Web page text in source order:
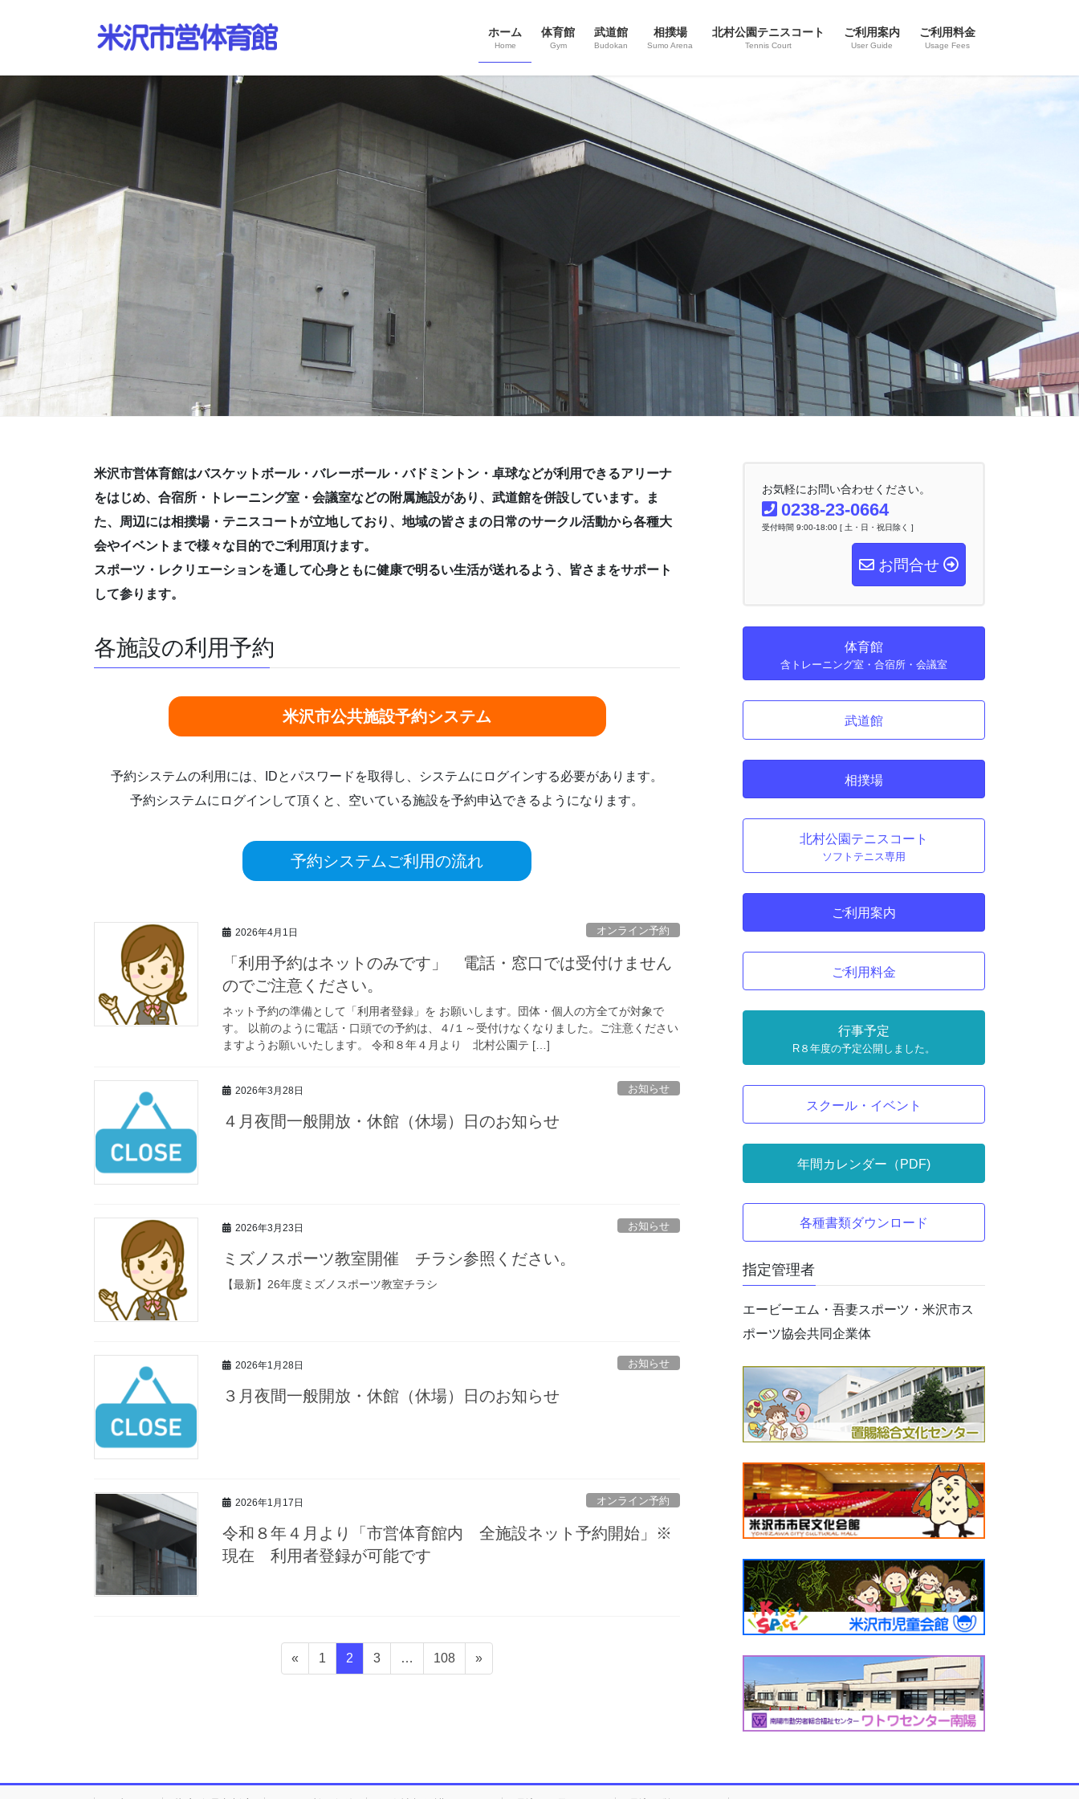
ス
キ
ッ
プ
ン
に
移
動
ホーム
Home
体育館
Gym
武道館
Budokan
相撲場
Sumo Arena
北村公園テニスコート
Tennis Court
ご利用案内
User Guide
ご利用料金
Usage Fees
米沢市営体育館はバスケットボール・バレーボール・バドミントン・卓球などが利用できるアリーナ
をはじめ、合宿所・トレーニング室・会議室などの附属施設があり、武道館を併設しています。ま
た、周辺には相撲場・テニスコートが立地しており、地域の皆さまの日常のサークル活動から各種大
会やイベントまで様々な目的でご利用頂けます。
スポーツ・レクリエーションを通して心身ともに健康で明るい生活が送れるよう、皆さまをサポート
して参ります。
各施設の利用予約
米沢市公共施設予約システム
予約システムの利用には、IDとパスワードを取得し、システムにログインする必要があります。
予約システムにログインして頂くと、空いている施設を予約申込できるようになります。
予約システムご利用の流れ
2026年4月1日 オンライン予約
「利用予約はネットのみです」 電話・窓口では受付けません
のでご注意ください。
ネット予約の準備として「利用者登録」を お願いします。団体・個人の方全てが対象で
す。 以前のように電話・口頭での予約は、４/１～受付けなくなりました。ご注意ください
ますようお願いいたします。 令和８年４月より 北村公園テ […]
2026年3月28日 お知らせ
４月夜間一般開放・休館（休場）日のお知らせ
2026年3月23日 お知らせ
ミズノスポーツ教室開催 チラシ参照ください。
【最新】26年度ミズノスポーツ教室チラシ
2026年1月28日 お知らせ
３月夜間一般開放・休館（休場）日のお知らせ
2026年1月17日 オンライン予約
令和８年４月より「市営体育館内 全施設ネット予約開始」※
現在 利用者登録が可能です
ョ
«
固
定
1
固
定
2
固
定
3 …
固
定
108 »
お気軽にお問い合わせください。
0238-23-0664
受付時間 9:00-18:00 [ 土・日・祝日除く ]
お問合せ
体育館
含トレーニング室・合宿所・会議室
武道館
相撲場
北村公園テニスコート
ソフトテニス専用
ご利用案内
ご利用料金
行事予定
R８年度の予定公開しました。
スクール・イベント
年間カレンダー（PDF)
各種書類ダウンロード
指定管理者
エービーエム・吾妻スポーツ・米沢市ス
ポーツ協会共同企業体